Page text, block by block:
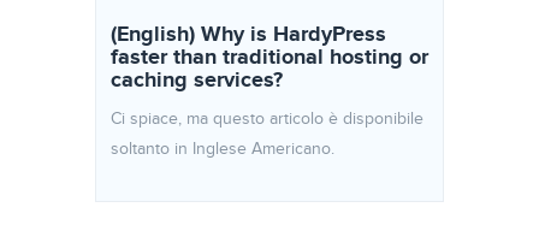
(English) Why is HardyPress
faster than traditional hosting or
caching services?
Ci spiace, ma questo articolo è disponibile
soltanto in Inglese Americano.